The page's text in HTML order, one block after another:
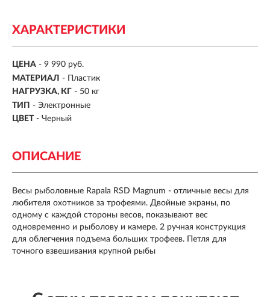
ХАРАКТЕРИСТИКИ
ЦЕНА - 9 990 руб.
МАТЕРИАЛ - Пластик
НАГРУЗКА, КГ - 50 кг
ТИП - Электронные
ЦВЕТ - Черный
ОПИСАНИЕ
Весы рыболовные Rapala RSD Magnum - отличные весы для
любителя охотников за трофеями. Двойные экраны, по
одному с каждой стороны весов, показывают вес
одновременно и рыболову и камере. 2 ручная конструкция
для облегчения подъема больших трофеев. Петля для
точного взвешивания крупной рыбы